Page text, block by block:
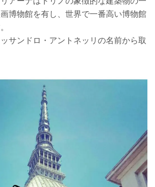
博物館を有し、世界で一番高い博物館
サンドロ・アントネッリの名前から取